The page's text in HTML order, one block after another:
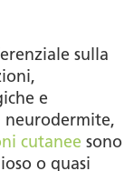
sulla
e
neurodermite,
cutanee sono
o quasi